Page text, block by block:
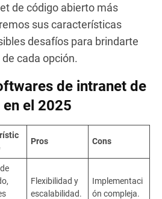
de código abierto más
sus características
desafíos para brindarte
cada opción.
de intranet de
el 2025
Pros Cons
Flexibilidad y
escalabilidad.
Implementaci
ón compleja.